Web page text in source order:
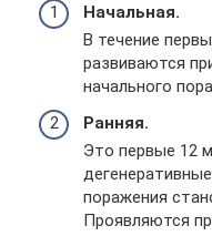
Начальная.
В течение
развиваются
начального
Ранняя.
Это первые 12
поражения
Проявляются